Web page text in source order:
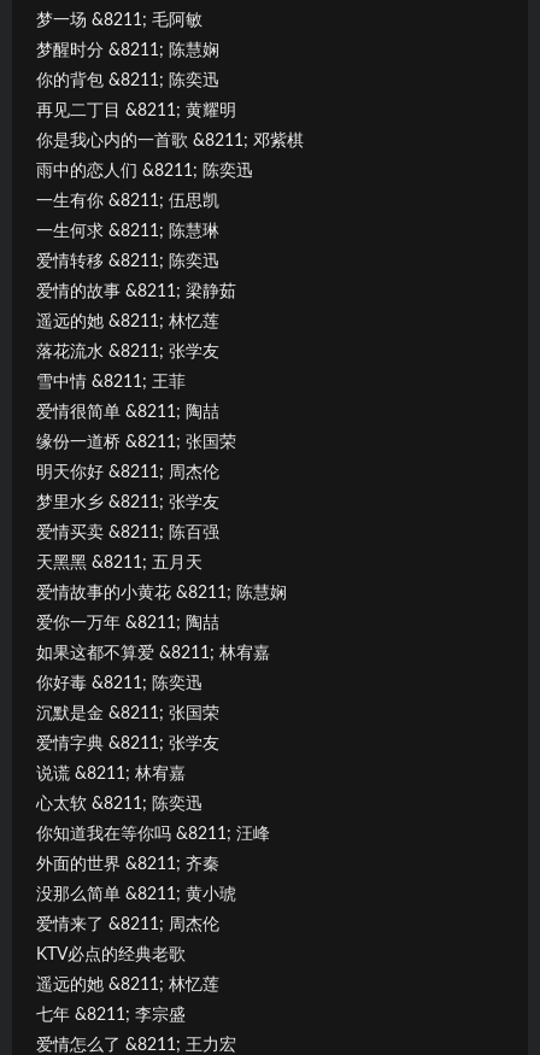
梦一场 &8211; 毛阿敏
梦醒时分 &8211; 陈慧娴
你的背包 &8211; 陈奕迅
再见二丁目 &8211; 黄耀明
你是我心内的一首歌 &8211; 邓紫棋
雨中的恋人们 &8211; 陈奕迅
一生有你 &8211; 伍思凯
一生何求 &8211; 陈慧琳
爱情转移 &8211; 陈奕迅
爱情的故事 &8211; 梁静茹
遥远的她 &8211; 林忆莲
落花流水 &8211; 张学友
雪中情 &8211; 王菲
爱情很简单 &8211; 陶喆
缘份一道桥 &8211; 张国荣
明天你好 &8211; 周杰伦
梦里水乡 &8211; 张学友
爱情买卖 &8211; 陈百强
天黑黑 &8211; 五月天
爱情故事的小黄花 &8211; 陈慧娴
爱你一万年 &8211; 陶喆
如果这都不算爱 &8211; 林宥嘉
你好毒 &8211; 陈奕迅
沉默是金 &8211; 张国荣
爱情字典 &8211; 张学友
说谎 &8211; 林宥嘉
心太软 &8211; 陈奕迅
你知道我在等你吗 &8211; 汪峰
外面的世界 &8211; 齐秦
没那么简单 &8211; 黄小琥
爱情来了 &8211; 周杰伦
KTV必点的经典老歌
遥远的她 &8211; 林忆莲
七年 &8211; 李宗盛
爱情怎么了 &8211; 王力宏